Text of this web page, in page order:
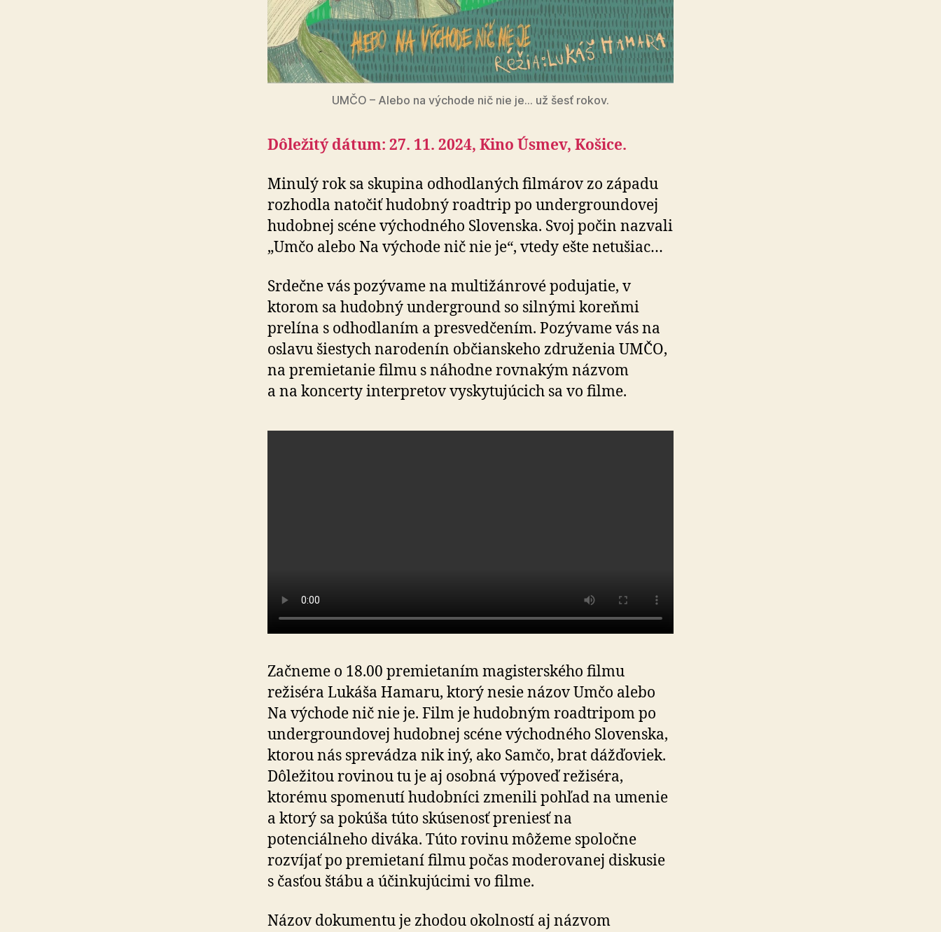
UMČO – Alebo na východe nič nie je… už šesť rokov.
Dôležitý dátum: 27. 11. 2024, Kino Úsmev, Košice.
Minulý rok sa skupina odhodlaných filmárov zo západu
rozhodla natočiť hudobný roadtrip po undergroundovej
hudobnej scéne východného Slovenska. Svoj počin nazvali
„Umčo alebo Na východe nič nie je“, vtedy ešte netušiac…
Srdečne vás pozývame na multižánrové podujatie, v
ktorom sa hudobný underground so silnými koreňmi
prelína s odhodlaním a presvedčením. Pozývame vás na
oslavu šiestych narodenín občianskeho združenia UMČO,
na premietanie filmu s náhodne rovnakým názvom
a na koncerty interpretov vyskytujúcich sa vo filme.
Začneme o 18.00 premietaním magisterského filmu
režiséra Lukáša Hamaru, ktorý nesie názov Umčo alebo
Na východe nič nie je. Film je hudobným roadtripom po
undergroundovej hudobnej scéne východného Slovenska,
ktorou nás sprevádza nik iný, ako Samčo, brat dážďoviek.
Dôležitou rovinou tu je aj osobná výpoveď režiséra,
ktorému spomenutí hudobníci zmenili pohľad na umenie
a ktorý sa pokúša túto skúsenosť preniesť na
potenciálneho diváka. Túto rovinu môžeme spoločne
rozvíjať po premietaní filmu počas moderovanej diskusie
s časťou štábu a účinkujúcimi vo filme.
Názov dokumentu je zhodou okolností aj názvom